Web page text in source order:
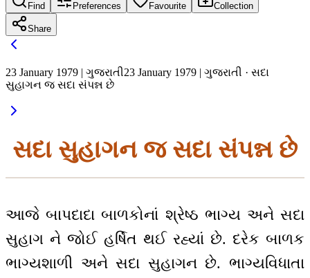
Find Preferences Favourite Collection
Share
23 January 1979 | ગુજરાતી23 January 1979 | ગુજરાતી · સદા
સુહાગન જ સદા સંપન્ન છે
સદા સુહાગન જ સદા સંપન્ન છે
આજે બાપદાદા બાળકોનાં શ્રેષ્ઠ ભાગ્ય અને સદા
સુહાગ ને જોઈ હર્ષિત થઈ રહ્યાં છે. દરેક બાળક
ભાગ્યશાળી અને સદા સુહાગન છે. ભાગ્યવિધાતા